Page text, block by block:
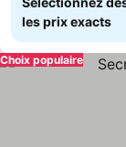
les prix exacts
Choix populaire